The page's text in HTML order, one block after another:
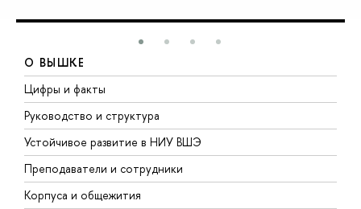
О ВЫШКЕ
Цифры и факты
Руководство и структура
Устойчивое развитие в НИУ ВШЭ
Преподаватели и сотрудники
Корпуса и общежития